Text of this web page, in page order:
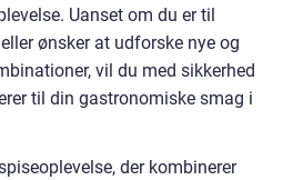
Uanset om du er til
ønsker at udforske nye og
vil du med sikkerhed
til din gastronomiske smag i
der kombinerer